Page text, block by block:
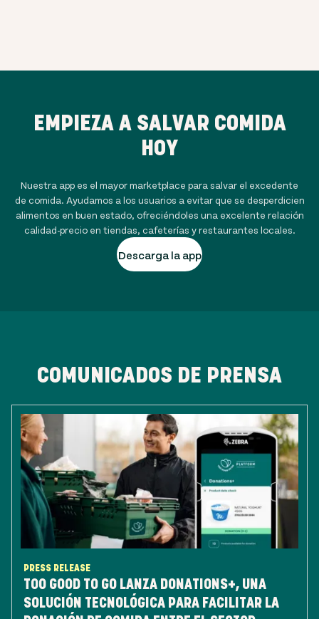
EMPIEZA A SALVAR COMIDA
HOY
Nuestra app es el mayor marketplace para salvar el excedente
de comida. Ayudamos a los usuarios a evitar que se desperdicien
alimentos en buen estado, ofreciéndoles una excelente relación
calidad-precio en tiendas, cafeterías y restaurantes locales.
Descarga la app
COMUNICADOS DE PRENSA
PRESS RELEASE
TOO GOOD TO GO LANZA DONATIONS+, UNA
SOLUCIÓN TECNOLÓGICA PARA FACILITAR LA